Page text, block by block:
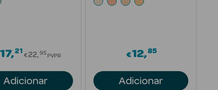
17 21Price reduced from
€22 95 PVPR
Adicionar
€12 85
Adicionar